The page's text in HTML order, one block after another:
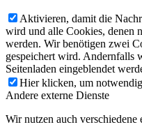
Aktivieren, damit die
wird und alle Cookies, denen
werden. Wir benötigen zwei
gespeichert wird. Andernfalls
Seitenladen eingeblendet
Hier klicken, um
Andere externe Dienste
Wir nutzen auch